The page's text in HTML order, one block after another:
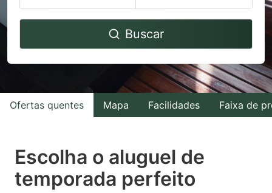
Navigate
to
with
the
select
a
Navigate
to
interact
with
the
select
a
Buscar
Ofertas quentes Mapa Facilidades Faixa de
Escolha o aluguel de
temporada perfeito